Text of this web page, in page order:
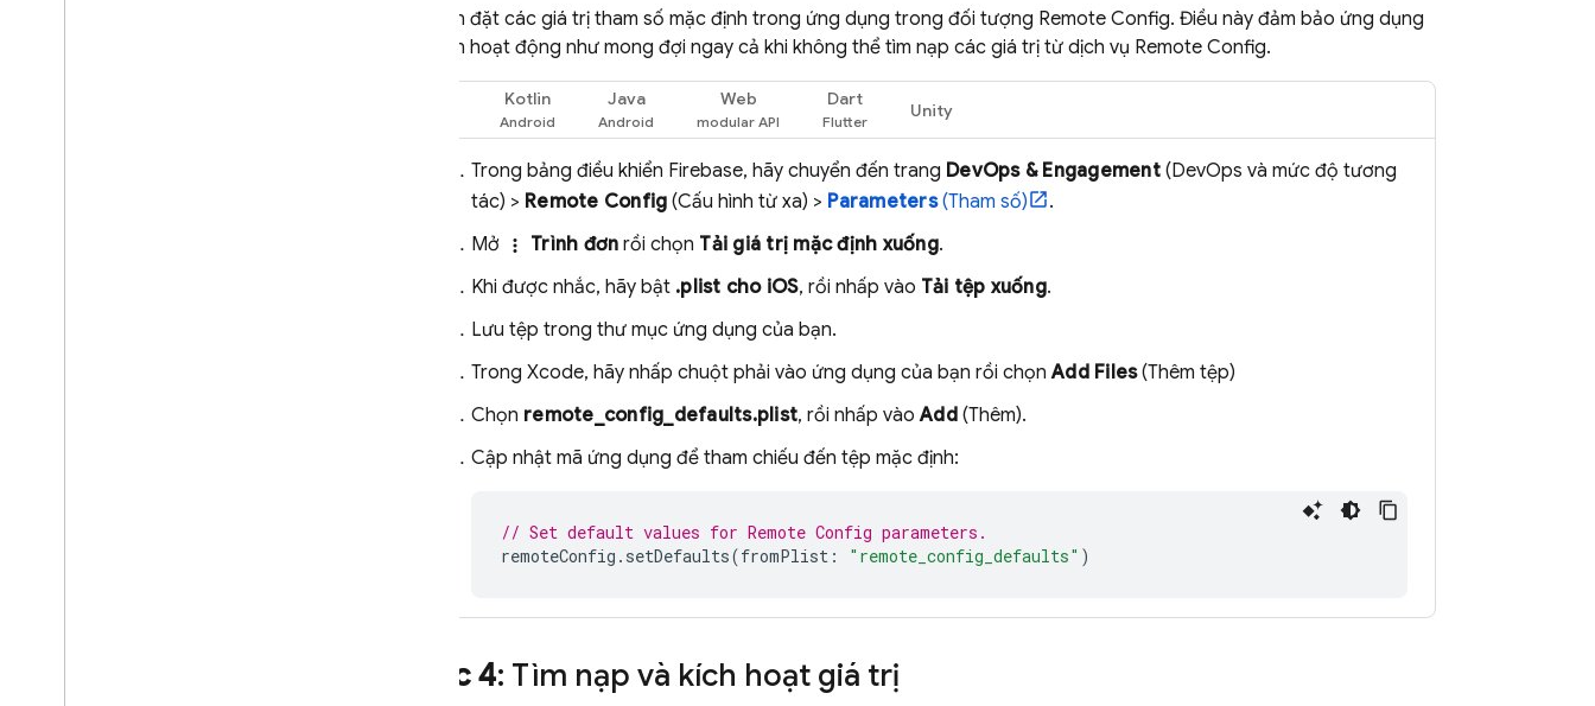
Bạn nên đặt các giá trị tham số mặc định trong ứng dụng trong đối tượng Remote Config. Điều này đảm bảo ứng dụng
của bạn hoạt động như mong đợi ngay cả khi không thể tìm nạp các giá trị từ dịch vụ Remote Config.
Kotlin Java Web Dart
Unity
Trong bảng điều khiển Firebase, hãy chuyển đến trang DevOps & Engagement(DevOps và mức độ tương
tác) > Remote Config (Cấu hình từ xa) > Parameters(Tham số)
.
Mở
more_vert Trình đơn rồi chọn Tải giá trị mặc định xuống.
Khi được nhắc, hãy bật .plist cho iOS, rồi nhấp vào Tải tệp xuống.
Lưu tệp trong thư mục ứng dụng của bạn.
Trong Xcode, hãy nhấp chuột phải vào ứng dụng của bạn rồi chọnAdd Files(Thêm tệp)
Chọn remote_config_defaults.plist, rồi nhấp vàoAdd(Thêm).
Cập nhật mã ứng dụng để tham chiếu đến tệp mặc định:
// Set default values for Remote Config parameters.
remoteConfig . setDefaults(fromPlist : "remote_config_defaults" )
Bước 4: Tìm nạp và kích hoạt giá trị